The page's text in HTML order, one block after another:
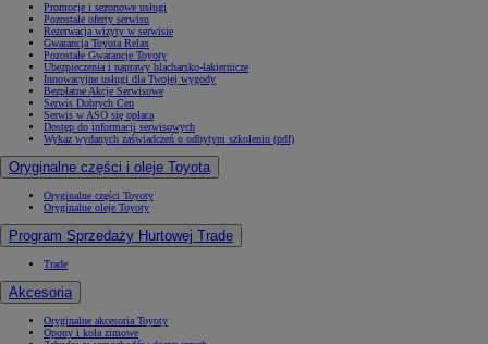
Promocje i sezonowe usługi
Pozostałe oferty serwisu
Rezerwacja wizyty w serwisie
Gwarancja Toyota Relax
Pozostałe Gwarancje Toyoty
Ubezpieczenia i naprawy blacharsko-lakiernicze
Innowacyjne usługi dla Twojej wygody
Bezpłatne Akcje Serwisowe
Serwis Dobrych Cen
Serwis w ASO się opłaca
Dostęp do informacji serwisowych
Wykaz wydanych zaświadczeń o odbytym szkoleniu (pdf)
Oryginalne części i oleje Toyota
Oryginalne części Toyoty
Oryginalne oleje Toyoty
Program Sprzedaży Hurtowej Trade
Trade
Akcesoria
Oryginalne akcesoria Toyoty
Opony i koła zimowe